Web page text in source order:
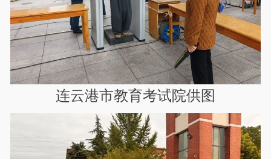
连云港市教育考试院供图